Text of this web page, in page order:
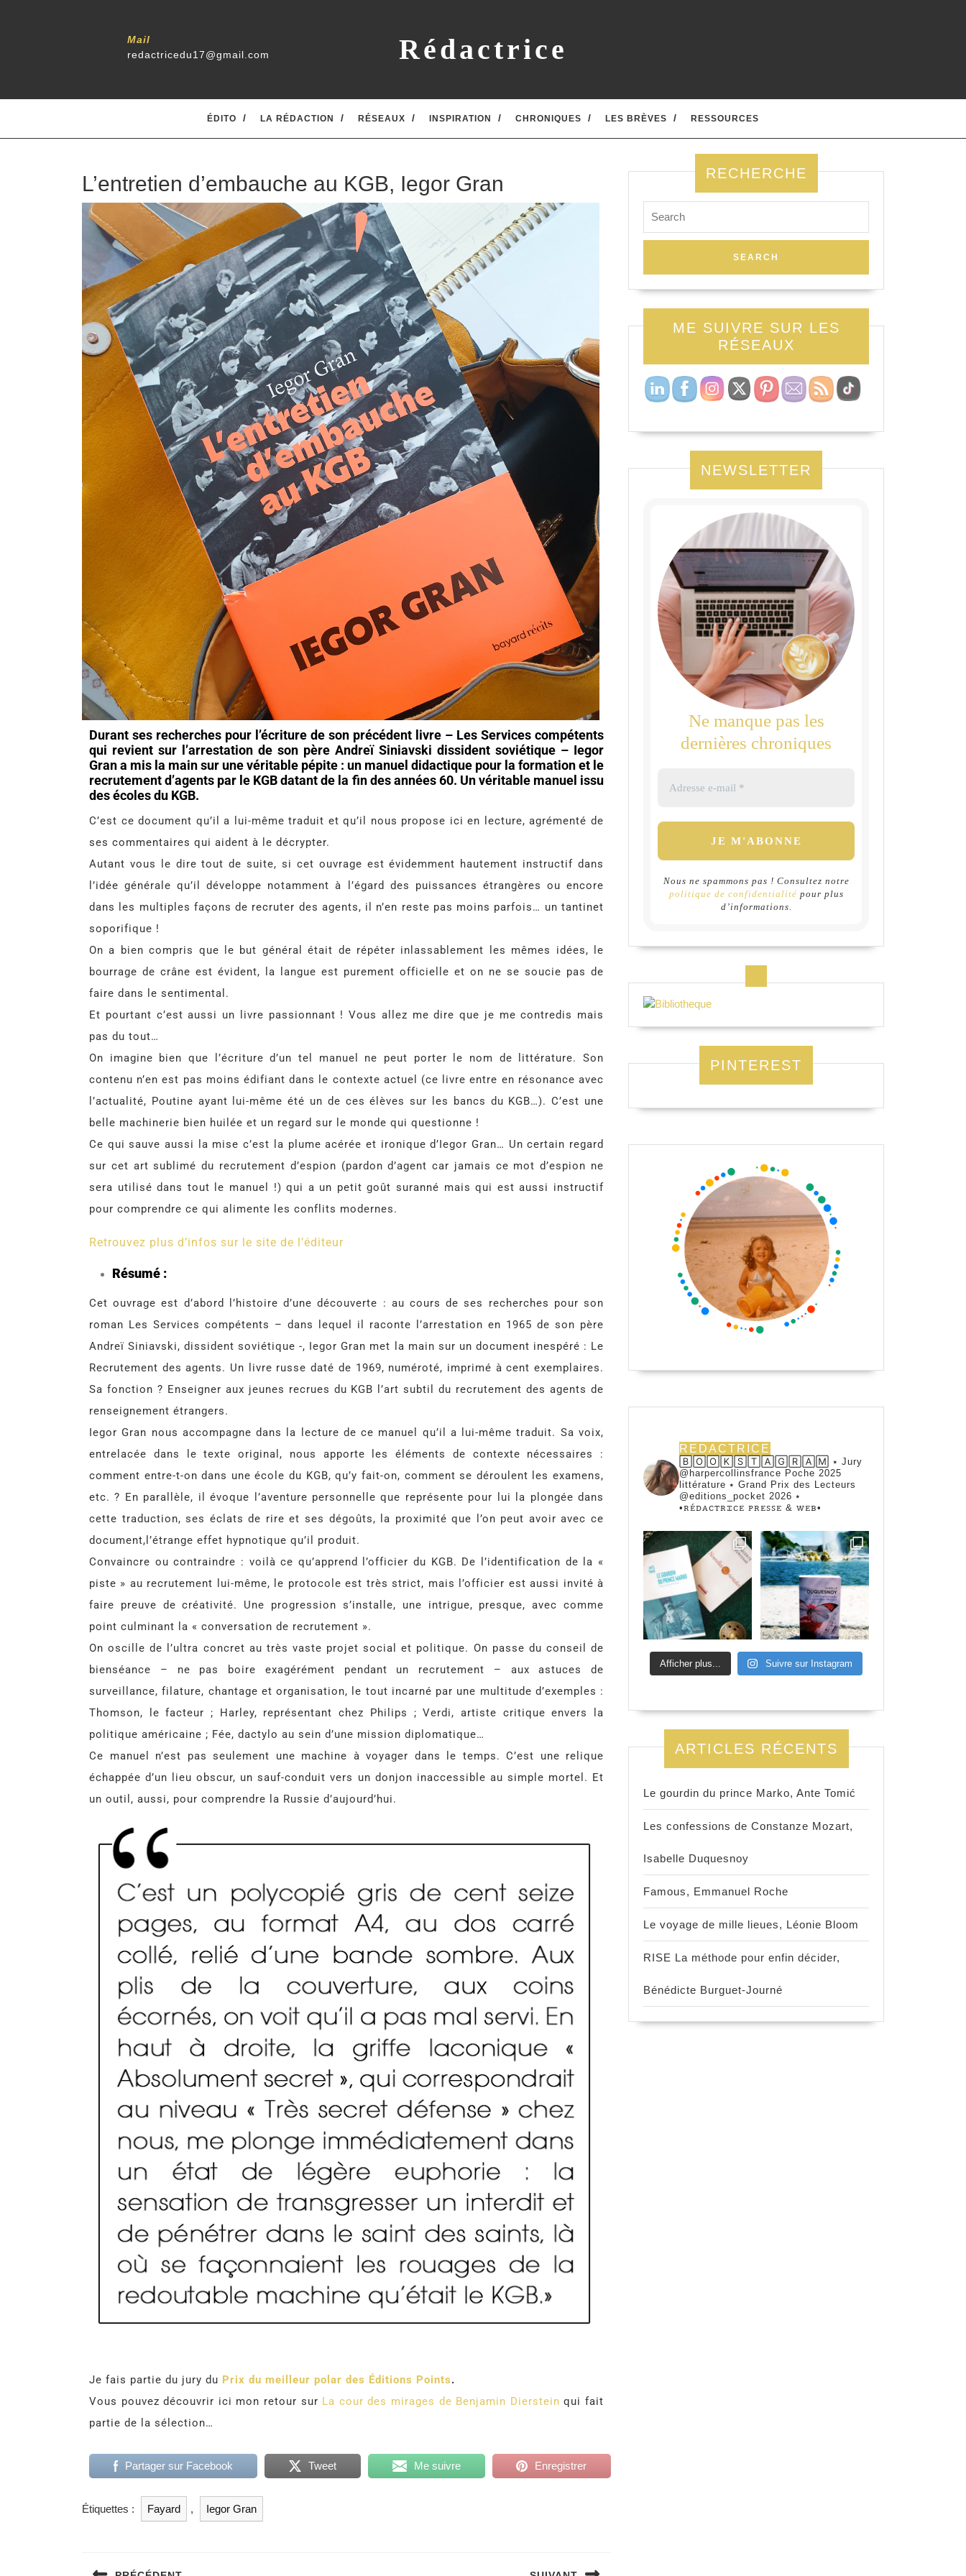
Mail
redactricedu17@gmail.com
Rédactrice
ÉDITO LA RÉDACTION RÉSEAUX INSPIRATION CHRONIQUES LES BRÈVES RESSOURCES
L’entretien d’embauche au KGB, Iegor Gran
Durant ses recherches pour l’écriture de son précédent livre – Les Services compétents
qui revient sur l’arrestation de son père Andreï Siniavski dissident soviétique – Iegor
Gran a mis la main sur une véritable pépite : un manuel didactique pour la formation et le
recrutement d’agents par le KGB datant de la fin des années 60. Un véritable manuel issu
des écoles du KGB.
C’est ce document qu’il a lui-même traduit et qu’il nous propose ici en lecture, agrémenté de
ses commentaires qui aident à le décrypter.
Autant vous le dire tout de suite, si cet ouvrage est évidemment hautement instructif dans
l’idée générale qu’il développe notamment à l’égard des puissances étrangères ou encore
dans les multiples façons de recruter des agents, il n’en reste pas moins parfois… un tantinet
soporifique !
On a bien compris que le but général était de répéter inlassablement les mêmes idées, le
bourrage de crâne est évident, la langue est purement officielle et on ne se soucie pas de
faire dans le sentimental.
Et pourtant c’est aussi un livre passionnant ! Vous allez me dire que je me contredis mais
pas du tout…
On imagine bien que l’écriture d’un tel manuel ne peut porter le nom de littérature. Son
contenu n’en est pas moins édifiant dans le contexte actuel (ce livre entre en résonance avec
l’actualité, Poutine ayant lui-même été un de ces élèves sur les bancs du KGB…). C’est une
belle machinerie bien huilée et un regard sur le monde qui questionne !
Ce qui sauve aussi la mise c’est la plume acérée et ironique d’Iegor Gran… Un certain regard
sur cet art sublimé du recrutement d’espion (pardon d’agent car jamais ce mot d’espion ne
sera utilisé dans tout le manuel !) qui a un petit goût suranné mais qui est aussi instructif
pour comprendre ce qui alimente les conflits modernes.
Retrouvez plus d’infos sur le site de l’éditeur
Résumé :
Cet ouvrage est d’abord l’histoire d’une découverte : au cours de ses recherches pour son
roman Les Services compétents – dans lequel il raconte l’arrestation en 1965 de son père
Andreï Siniavski, dissident soviétique -, Iegor Gran met la main sur un document inespéré : Le
Recrutement des agents. Un livre russe daté de 1969, numéroté, imprimé à cent exemplaires.
Sa fonction ? Enseigner aux jeunes recrues du KGB l’art subtil du recrutement des agents de
renseignement étrangers.
Iegor Gran nous accompagne dans la lecture de ce manuel qu’il a lui-même traduit. Sa voix,
entrelacée dans le texte original, nous apporte les éléments de contexte nécessaires :
comment entre-t-on dans une école du KGB, qu’y fait-on, comment se déroulent les examens,
etc. ? En parallèle, il évoque l’aventure personnelle que représente pour lui la plongée dans
cette traduction, ses éclats de rire et ses dégoûts, la proximité que l’on peut avoir avec ce
document,l’étrange effet hypnotique qu’il produit.
Convaincre ou contraindre : voilà ce qu’apprend l’officier du KGB. De l’identification de la «
piste » au recrutement lui-même, le protocole est très strict, mais l’officier est aussi invité à
faire preuve de créativité. Une progression s’installe, une intrigue, presque, avec comme
point culminant la « conversation de recrutement ».
On oscille de l’ultra concret au très vaste projet social et politique. On passe du conseil de
bienséance – ne pas boire exagérément pendant un recrutement – aux astuces de
surveillance, filature, chantage et organisation, le tout incarné par une multitude d’exemples :
Thomson, le facteur ; Harley, représentant chez Philips ; Verdi, artiste critique envers la
politique américaine ; Fée, dactylo au sein d’une mission diplomatique…
Ce manuel n’est pas seulement une machine à voyager dans le temps. C’est une relique
échappée d’un lieu obscur, un sauf-conduit vers un donjon inaccessible au simple mortel. Et
un outil, aussi, pour comprendre la Russie d’aujourd’hui.
Je fais partie du jury du Prix du meilleur polar des Éditions Points.
Vous pouvez découvrir ici mon retour sur La cour des mirages de Benjamin Dierstein qui fait
partie de la sélection…
Partager sur Facebook Tweet Me suivre Enregistrer
Étiquettes : Fayard , Iegor Gran
RECHERCHE
ME SUIVRE SUR LES
RÉSEAUX
NEWSLETTER
Ne manque pas les
dernières chroniques
Nous ne spammons pas ! Consultez notre
politique de confidentialité pour plus
d’informations.
PINTEREST
REDACTRICE
🄱🄾🄾🄺🅂🅃🄰🄶🅁🄰🄼 ⭑ Jury
@harpercollinsfrance Poche 2025
littérature ⭑ Grand Prix des Lecteurs
@editions_pocket 2026 ⭑
•ꭱꭼ́ꭰꭺꮯꭲꭱꮖꮯꭼ ꮲꭱꭼꮪꮪꭼ & ꮃꭼᏼ•
Afficher plus... Suivre sur Instagram
ARTICLES RÉCENTS
Le gourdin du prince Marko, Ante Tomić
Les confessions de Constanze Mozart,
Isabelle Duquesnoy
Famous, Emmanuel Roche
Le voyage de mille lieues, Léonie Bloom
RISE La méthode pour enfin décider,
Bénédicte Burguet-Journé